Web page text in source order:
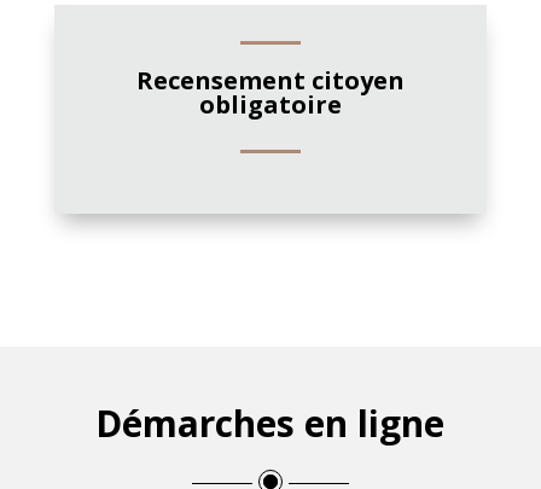
Recensement citoyen
obligatoire
Démarches en ligne